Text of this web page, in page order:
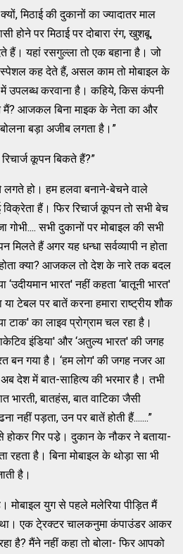
मिठाई की दुकानों का ज्‍यादातर माल
होने पर मिठाई पर दोबारा रंग, खुशबू,
हैं। यहां रसगुल्‍ला तो एक बहाना है। जो
स्‍पेशल कह देते हैं, असल काम तो मोबाइल के
उपलब्‍ध करवाना है। कहिये, किस कंपनी
न मैं? आजकल बिना माइक के नेता का और
बड़ा अजीब लगता है।”
कूपन बिकते हैं?”
हो। हम हलवा बनाने-बेचने वाले
विक्रेता हैं। फिर रिचार्ज कूपन तो सभी बेच
गोभी.... सभी दुकानों पर मोबाइल की सभी
हैं अगर यह धन्‍धा सर्वव्‍यापी न होता
होता क्‍या? आजकल तो देश के नारे तक बदल
‘उदीयमान भारत' नहीं कहता ‘बातूनी भारत'
टेबल पर बातें करना हमारा राष्‍ट्रीय शौक
टाक' का लाइव प्रोग्राम चल रहा है।
इंडिया' और ‘अतुल्‍य भारत' की जगह
बन गया है। ‘हम लोग' की जगह नजर आ
देश में बात-साहित्‍य की भरमार है। तभी
भारती, बातहंस, बात वाटिका जैसी
नहीं पड़ता, उन पर बातें होती हैं.......”
गिर पडे़। दुकान के नौकर ने बताया-
रहता है। बिना मोबाइल के थोड़ा सा भी
है।
मोबाइल युग से पहले मलेरिया पीड़ित मैं
था। एक टे्रक्‍टर चालकनुमा कंपाउंडर आकर
है? मैंने नहीं कहा तो बोला- फिर आपको